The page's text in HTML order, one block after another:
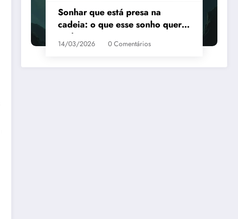
Sonhar que está presa na
cadeia: o que esse sonho quer
te dizer?
14/03/2026 0 Comentários